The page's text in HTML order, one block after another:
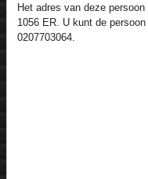
Het adres van deze persoon
1056 ER. U kunt de
0207703064.